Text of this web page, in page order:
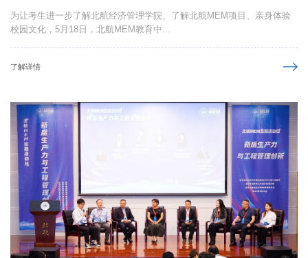
为让考生进一步了解北航经济管理学院、了解北航MEM项目、亲身体验
校园文化，5月18日，北航MEM教育中...
了解详情